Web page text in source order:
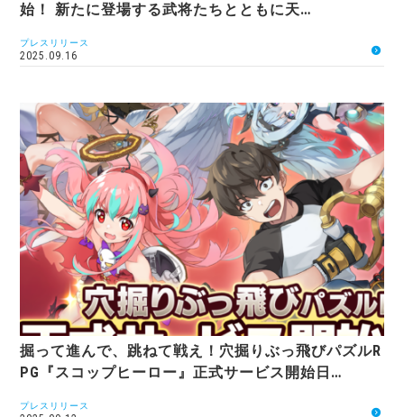
始！ 新たに登場する武将たちとともに天…
プレスリリース
2025.09.16
掘って進んで、跳ねて戦え！穴掘りぶっ飛びパズルR
PG『スコップヒーロー』正式サービス開始日…
プレスリリース